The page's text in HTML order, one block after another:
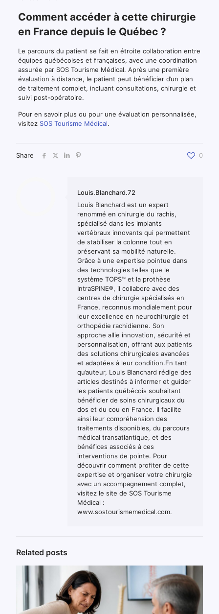
Comment accéder à cette chirurgie
en France depuis le Québec ?
Le parcours du patient se fait en étroite collaboration entre
équipes québécoises et françaises, avec une coordination
assurée par SOS Tourisme Médical. Après une première
évaluation à distance, le patient peut bénéficier d’un plan
de traitement complet, incluant consultations, chirurgie et
suivi post-opératoire.
Pour en savoir plus ou pour une évaluation personnalisée,
visitez SOS Tourisme Médical.
Share 0
Louis.Blanchard.72
Louis Blanchard est un expert
renommé en chirurgie du rachis,
spécialisé dans les implants
vertébraux innovants qui permettent
de stabiliser la colonne tout en
préservant sa mobilité naturelle.
Grâce à une expertise pointue dans
des technologies telles que le
système TOPS™ et la prothèse
IntraSPINE®, il collabore avec des
centres de chirurgie spécialisés en
France, reconnus mondialement pour
leur excellence en neurochirurgie et
orthopédie rachidienne. Son
approche allie innovation, sécurité et
personnalisation, offrant aux patients
des solutions chirurgicales avancées
et adaptées à leur condition.En tant
qu’auteur, Louis Blanchard rédige des
articles destinés à informer et guider
les patients québécois souhaitant
bénéficier de soins chirurgicaux du
dos et du cou en France. Il facilite
ainsi leur compréhension des
traitements disponibles, du parcours
médical transatlantique, et des
bénéfices associés à ces
interventions de pointe. Pour
découvrir comment profiter de cette
expertise et organiser votre chirurgie
avec un accompagnement complet,
visitez le site de SOS Tourisme
Médical :
www.sostourismemedical.com.
Related posts